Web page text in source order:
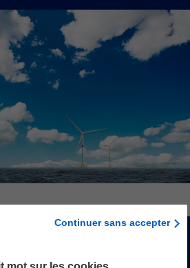
Continuer sans accepter